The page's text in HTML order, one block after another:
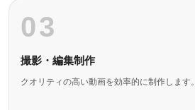
03
撮影・編集制作
クオリティの高い動画を効率的に制作します。